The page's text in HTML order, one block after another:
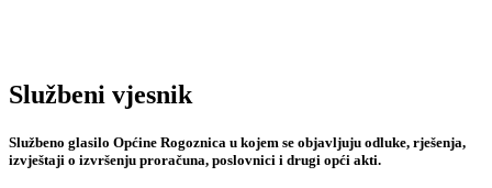
Službeni vjesnik
Službeno glasilo Općine Rogoznica u kojem se objavljuju odluke, rješenja,
izvještaji o izvršenju proračuna, poslovnici i drugi opći akti.